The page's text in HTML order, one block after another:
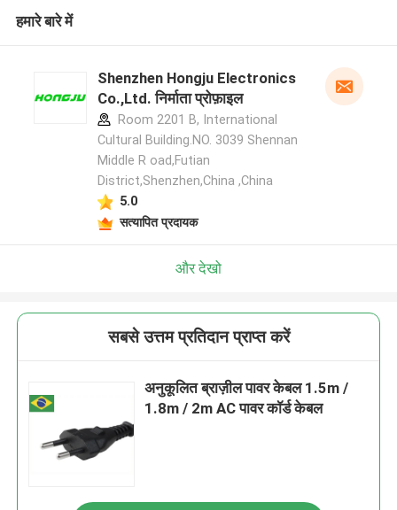
हमारे बारे में
Shenzhen Hongju Electronics
Co.,Ltd. निर्माता प्रोफ़ाइल
Room 2201 B, International
Cultural Building.NO. 3039 Shennan
Middle R oad,Futian
District,Shenzhen,China ,China
5.0
सत्यापित प्रदायक
और देखो
सबसे उत्तम प्रतिदान प्राप्त करें
अनुकूलित ब्राज़ील पावर केबल 1.5m /
1.8m / 2m AC पावर कॉर्ड केबल